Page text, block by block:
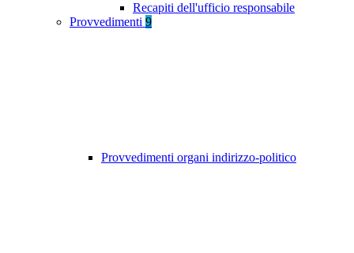
Recapiti dell'ufficio responsabile
Provvedimenti 9
Provvedimenti organi indirizzo-politico